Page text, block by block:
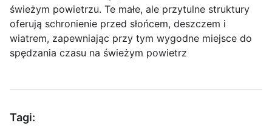
świeżym powietrzu. Te małe, ale przytulne struktury
oferują schronienie przed słońcem, deszczem i
wiatrem, zapewniając przy tym wygodne miejsce do
spędzania czasu na świeżym powietrz
Tagi: